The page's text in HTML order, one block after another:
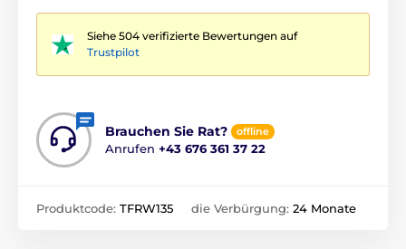
Siehe 504 verifizierte Bewertungen auf
Trustpilot
Brauchen Sie Rat? offline
Anrufen +43 676 361 37 22
Produktcode: TFRW135 die Verbürgung: 24 Monate